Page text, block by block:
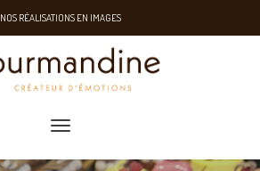
NOS RÉALISATIONS EN IMAGES
toggle navigation